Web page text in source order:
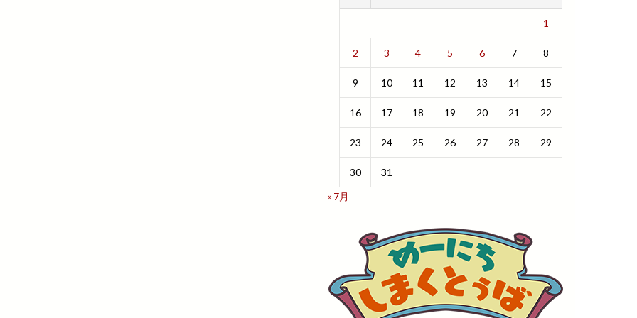
1
2 3 4 5 6 7 8
9 10 11 12 13 14 15
16 17 18 19 20 21 22
23 24 25 26 27 28 29
30
31
« 7月